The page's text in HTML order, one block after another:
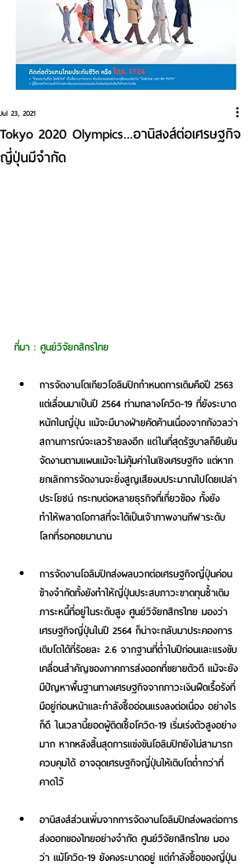
Tokyo 2020 Olympics...อานิสงส์ต่อเศรษฐกิจ
ญี่ปุ่นมีจำกัด
Jul 23, 2021
ที่มา : ศูนย์วิจัยกสิกรไทย
การจัดงานโตเกียวโอลิมปิกกำหนดการเดิมคือปี 2563
แต่เลื่อนมาเป็นปี 2564 ท่ามกลางโควิด-19 ที่ยังระบาด
หนักในญี่ปุ่น แม้จะมีบางฝ่ายคัดค้านเนื่องจากกังวลว่า
สถานการณ์จะเลวร้ายลงอีก แต่ในที่สุดรัฐบาลก็ยืนยัน
จัดงานตามแผนแม้จะไม่คุ้มค่าในเชิงเศรษฐกิจ แต่หาก
ยกเลิกการจัดงานจะยิ่งสูญเสียงบประมาณไปโดยเปล่า
ประโยชน์ กระทบต่อหลายธุรกิจที่เกี่ยวข้อง ทั้งยัง
ทำให้พลาดโอกาสที่จะได้เป็นเจ้าภาพงานกีฬาระดับ
โลกที่รอคอยมานาน
การจัดงานโอลิมปิกส่งผลบวกต่อเศรษฐกิจญี่ปุ่นค่อน
ข้างจำกัดทั้งยังทำให้ญี่ปุ่นประสบภาวะขาดทุนซ้ำเติม
ภาระหนี้ที่อยู่ในระดับสูง ศูนย์วิจัยกสิกรไทย มองว่า
เศรษฐกิจญี่ปุ่นในปี 2564 ก็น่าจะกลับมาประคองการ
เติบโตได้ที่ร้อยละ 2.6 จากฐานที่ต่ำในปีก่อนและแรงขับ
เคลื่อนสำคัญของภาคการส่งออกที่ขยายตัวดี แม้จะยัง
มีปัญหาพื้นฐานทางเศรษฐกิจจากภาวะเงินฝืดเรื้อรังที่
มีอยู่ก่อนหน้าและกำลังซื้ออ่อนแรงลงต่อเนื่อง อย่างไร
ก็ดี ในเวลานี้ยอดผู้ติดเชื้อโควิด-19 เริ่มเร่งตัวสูงอย่าง
มาก หากหลังสิ้นสุดการแข่งขันโอลิมปิกยังไม่สามารถ
ควบคุมได้ อาจฉุดเศรษฐกิจญี่ปุ่นให้เติบโตต่ำกว่าที่
คาดไว้
อานิสงส์ส่วนเพิ่มจากการจัดงานโอลิมปิกส่งผลต่อการ
ส่งออกของไทยอย่างจำกัด ศูนย์วิจัยกสิกรไทย มอง
ว่า แม้โควิด-19 ยังคงระบาดอยู่ แต่กำลังซื้อของญี่ปุ่น